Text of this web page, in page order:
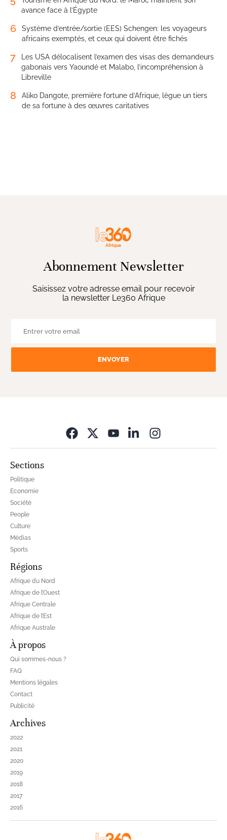
avance face à l’Égypte
6
Système d’entrée/sortie (EES) Schengen: les voyageurs
africains exemptés, et ceux qui doivent être fichés
7
Les USA délocalisent l’examen des visas des demandeurs
gabonais vers Yaoundé et Malabo, l’incompréhension à
Libreville
8
Aliko Dangote, première fortune d’Afrique, lègue un tiers
de sa fortune à des œuvres caritatives
Abonnement Newsletter
Saisissez votre adresse email pour recevoir
la newsletter Le360 Afrique
ENVOYER
Sections
Politique
Economie
Société
People
Culture
Médias
Sports
Régions
Afrique du Nord
Afrique de l’Ouest
Afrique Centrale
Afrique de l’Est
Afrique Australe
À propos
Qui sommes-nous ?
FAQ
Mentions légales
Contact
Publicité
Archives
2022
2021
2020
2019
2018
2017
2016